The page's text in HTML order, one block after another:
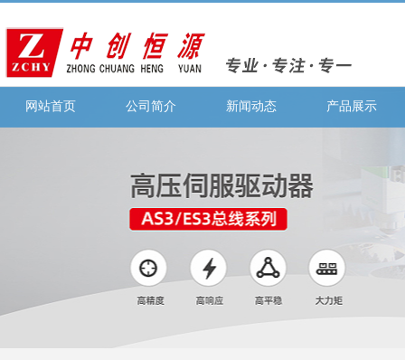
网站首页 公司简介 新闻动态 产品展示